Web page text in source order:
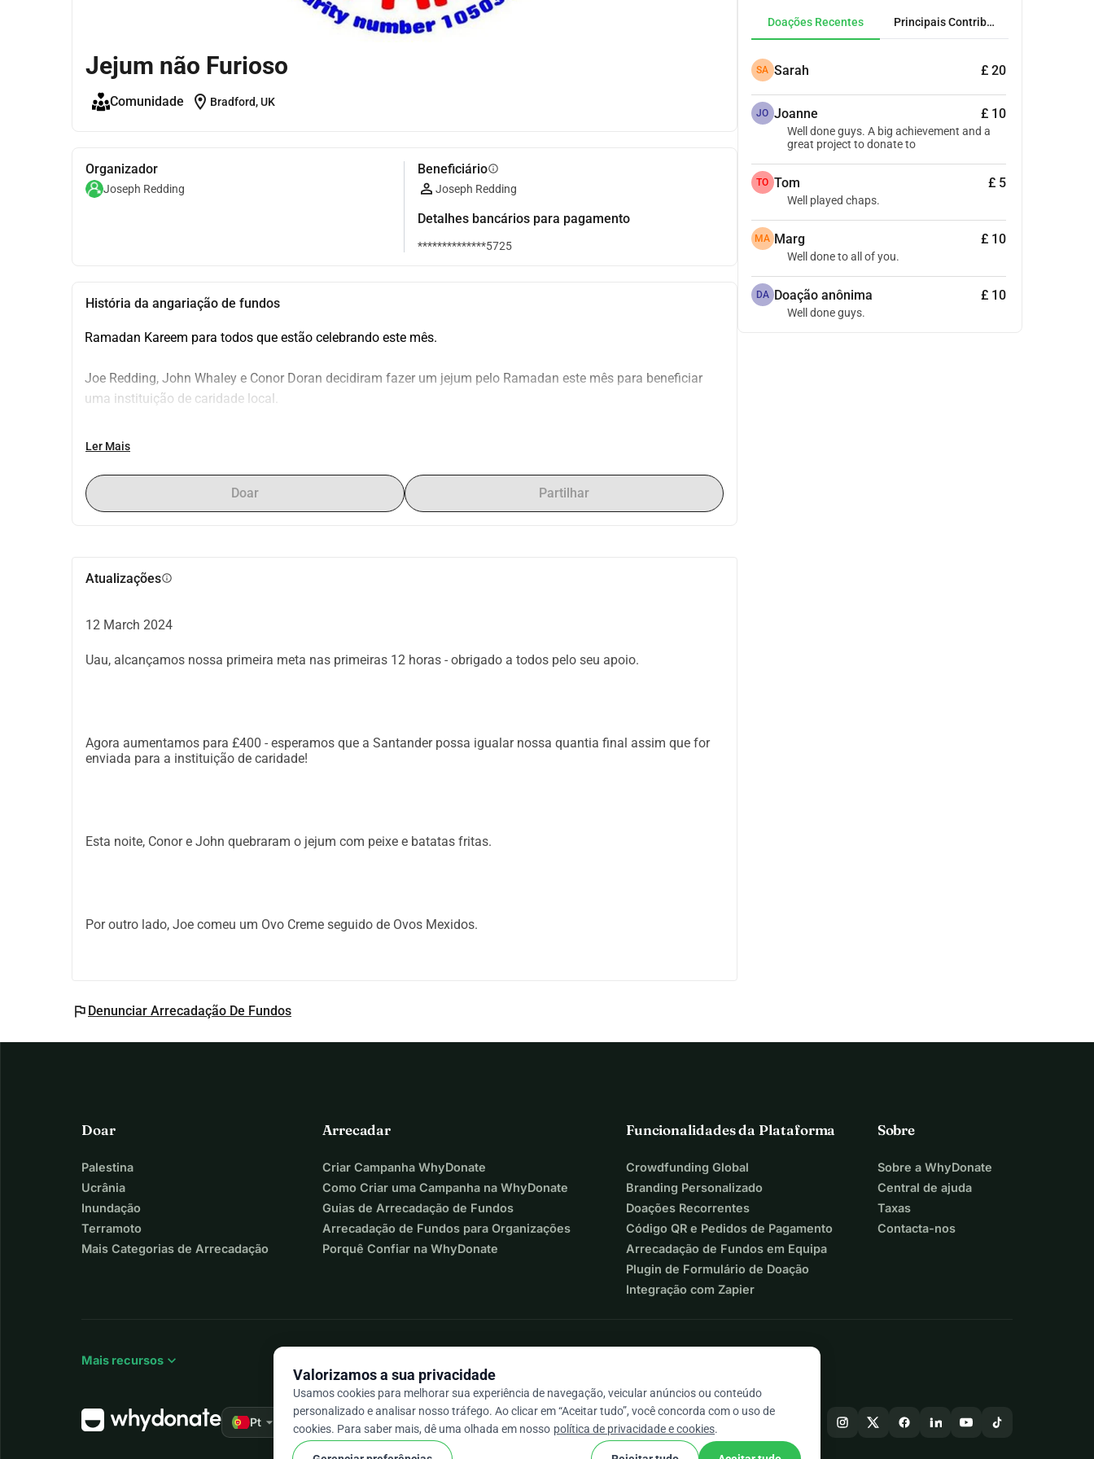
Jejum não Furioso
Comunidade location_on Bradford, UK
Organizador
Joseph Redding
Beneficiárioinfo
Joseph Redding
Detalhes bancários para pagamento
**************5725
História da angariação de fundos
Ramadan Kareem para todos que estão celebrando este mês.
Joe Redding, John Whaley e Conor Doran decidiram fazer um jejum pelo Ramadan este mês para beneficiar
uma instituição de caridade local.
Nossa instituição de caridade escolhida é o Projeto Curry de Bradford. Um serviço local que busca fornecer
Ler Mais
Doar Partilhar
Atualizaçõesinfo
12 March 2024
Uau, alcançamos nossa primeira meta nas primeiras 12 horas - obrigado a todos pelo seu apoio.
Agora aumentamos para £400 - esperamos que a Santander possa igualar nossa quantia final assim que for
enviada para a instituição de caridade!
Esta noite, Conor e John quebraram o jejum com peixe e batatas fritas.
Por outro lado, Joe comeu um Ovo Creme seguido de Ovos Mexidos.
flag Denunciar Arrecadação De Fundos
Doações Recentes Principais Contribuidores
SA Sarah £ 20
JO Joanne £ 10
Well done guys. A big achievement and a
great project to donate to
TO Tom £ 5
Well played chaps.
MA Marg £ 10
Well done to all of you.
DA Doação anônima £ 10
Well done guys.
Doar
Palestina
Ucrânia
Inundação
Terramoto
Mais Categorias de Arrecadação
Arrecadar
Criar Campanha WhyDonate
Como Criar uma Campanha na WhyDonate
Guias de Arrecadação de Fundos
Arrecadação de Fundos para Organizações
Porquê Confiar na WhyDonate
Funcionalidades da Plataforma
Crowdfunding Global
Branding Personalizado
Doações Recorrentes
Código QR e Pedidos de Pagamento
Arrecadação de Fundos em Equipa
Plugin de Formulário de Doação
Integração com Zapier
Sobre
Sobre a WhyDonate
Central de ajuda
Taxas
Contacta-nos
Mais recursos expand_more
Pt arrow_drop_down ★★★★★ 4,9 / 5 com base em mais de 500 avaliações
Valorizamos a sua privacidade
Usamos cookies para melhorar sua experiência de navegação, veicular anúncios ou conteúdo
personalizado e analisar nosso tráfego. Ao clicar em “Aceitar tudo”, você concorda com o uso de
cookies. Para saber mais, dê uma olhada em nosso política de privacidade e cookies.